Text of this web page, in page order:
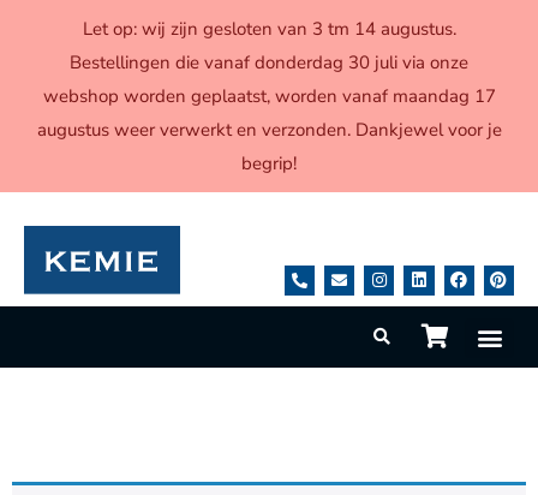
Let op: wij zijn gesloten van 3 tm 14 augustus.
Bestellingen die vanaf donderdag 30 juli via onze
webshop worden geplaatst, worden vanaf maandag 17
augustus weer verwerkt en verzonden. Dankjewel voor je
begrip!